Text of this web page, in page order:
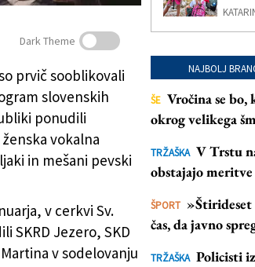
Dark Theme
prvič sooblikovali
slovenskih
ponudili
vokalna
in mešani pevski
v cerkvi Sv.
SKRD Jezero, SKD
v sodelovanju
NAJBOLJ
ŠE Vročina se bo,
okrog velikega
TRŽAŠKA V Trstu
obstajajo meritve
ŠPORT »Štirideset
čas, da javno
TRŽAŠKA Policisti